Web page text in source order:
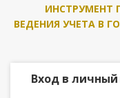
ИНСТРУМЕНТ
ВЕДЕНИЯ УЧЕТА В
Вход в личный